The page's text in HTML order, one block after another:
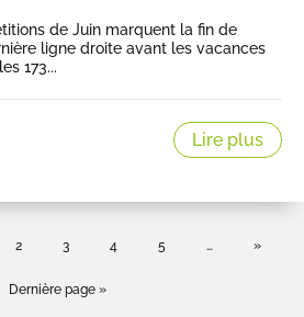
de Juin marquent la fin de
ligne droite avant les vacances
173...
Lire plus
2 3 4 5 … »
Dernière page »